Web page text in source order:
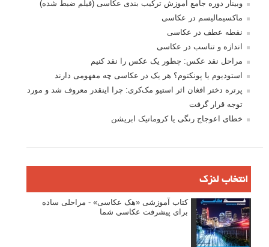
وبینار دوره جامع آموزش ترکیب بندی عکاسی (فیلم ضبط شده)
ماکسیمالیسم در عکاسی
نقطه عطف در عکاسی
اندازه و تناسب در عکاسی
مراحل نقد عکس: چطور یک عکس را نقد کنیم
استودیوم یا پونکتوم؟ هر یک در عکاسی چه مفهومی دارند
پرتره دختر افغان اثر استیو مک‌کری: چرا اینقدر معروف شد و مورد
توجه قرار گرفت
خطای اعوجاج رنگی یا کروماتیک ابریشن
انتخاب لنزک
کتاب آموزشی «هک عکاسی» - مراحلی ساده
برای پیشرفت عکاسی شما